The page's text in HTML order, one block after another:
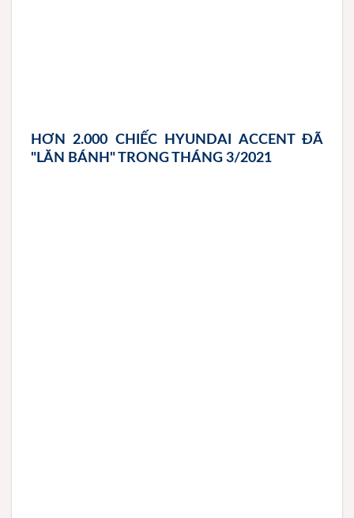
HƠN 2.000 CHIẾC HYUNDAI ACCENT ĐÃ
"LĂN BÁNH" TRONG THÁNG 3/2021